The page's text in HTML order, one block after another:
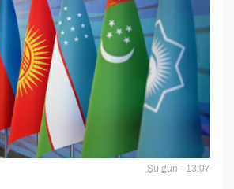
Şu gün - 13:07